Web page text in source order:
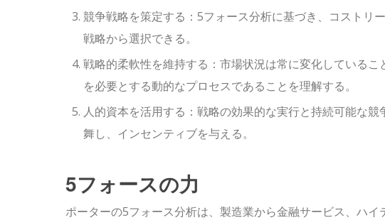
競争戦略を策定する：5フォース分析に基づき、コストリ
戦略から選択できる。
戦略的柔軟性を維持する：市場状況は常に変化している
を必要とする動的なプロセスであることを理解する。
人的資本を活用する：戦略の効果的な実行と持続可能な
舞し、インセンティブを与える。
5フォースの力
ポーターの5フォース分析は、製造業から金融サービス、ハ